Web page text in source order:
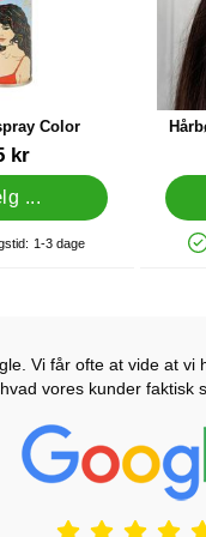
Color
kr
...
På lager
1-3 dage
Vi får ofte at vide at vi
vores kunder faktisk
Prisjakt